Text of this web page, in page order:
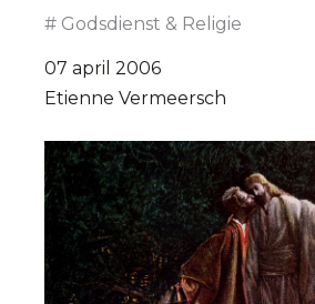
Godsdienst & Religie
07 april 2006
Etienne Vermeersch